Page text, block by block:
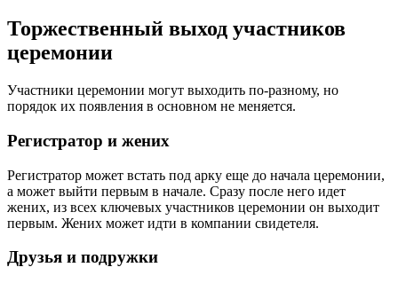
Торжественный выход участников
церемонии
Участники церемонии могут выходить по-разному, но
порядок их появления в основном не меняется.
Регистратор и жених
Регистратор может встать под арку еще до начала церемонии,
а может выйти первым в начале. Сразу после него идет
жених, из всех ключевых участников церемонии он выходит
первым. Жених может идти в компании свидетеля.
Друзья и подружки